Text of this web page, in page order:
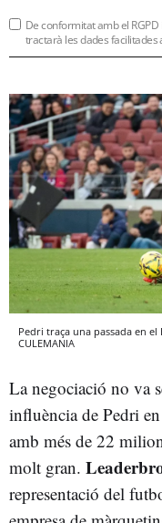
De conformitat amb el RGPD
tractarà les dades
Pedri traça una passada en
CULEMANIA
La negociació no va
influència de Pedri
amb més de 22
molt gran.
representació del